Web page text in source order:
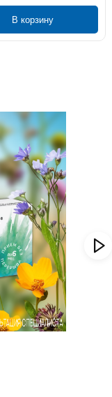
В корзину